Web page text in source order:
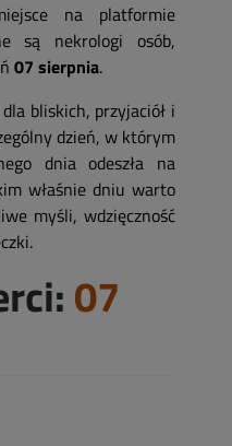
na platformie
są nekrologi osób,
07 sierpnia.
bliskich, przyjaciół i
dzień, w którym
dnia odeszła na
właśnie dniu warto
myśli, wdzięczność
07